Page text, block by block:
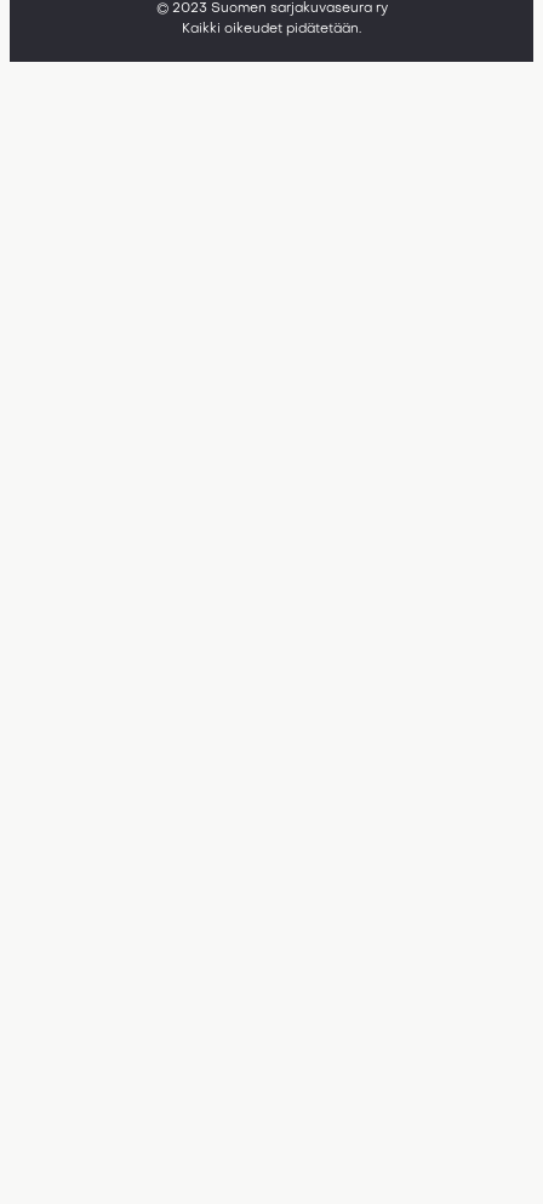
© 2023 Suomen sarjakuvaseura ry
Kaikki oikeudet pidätetään.